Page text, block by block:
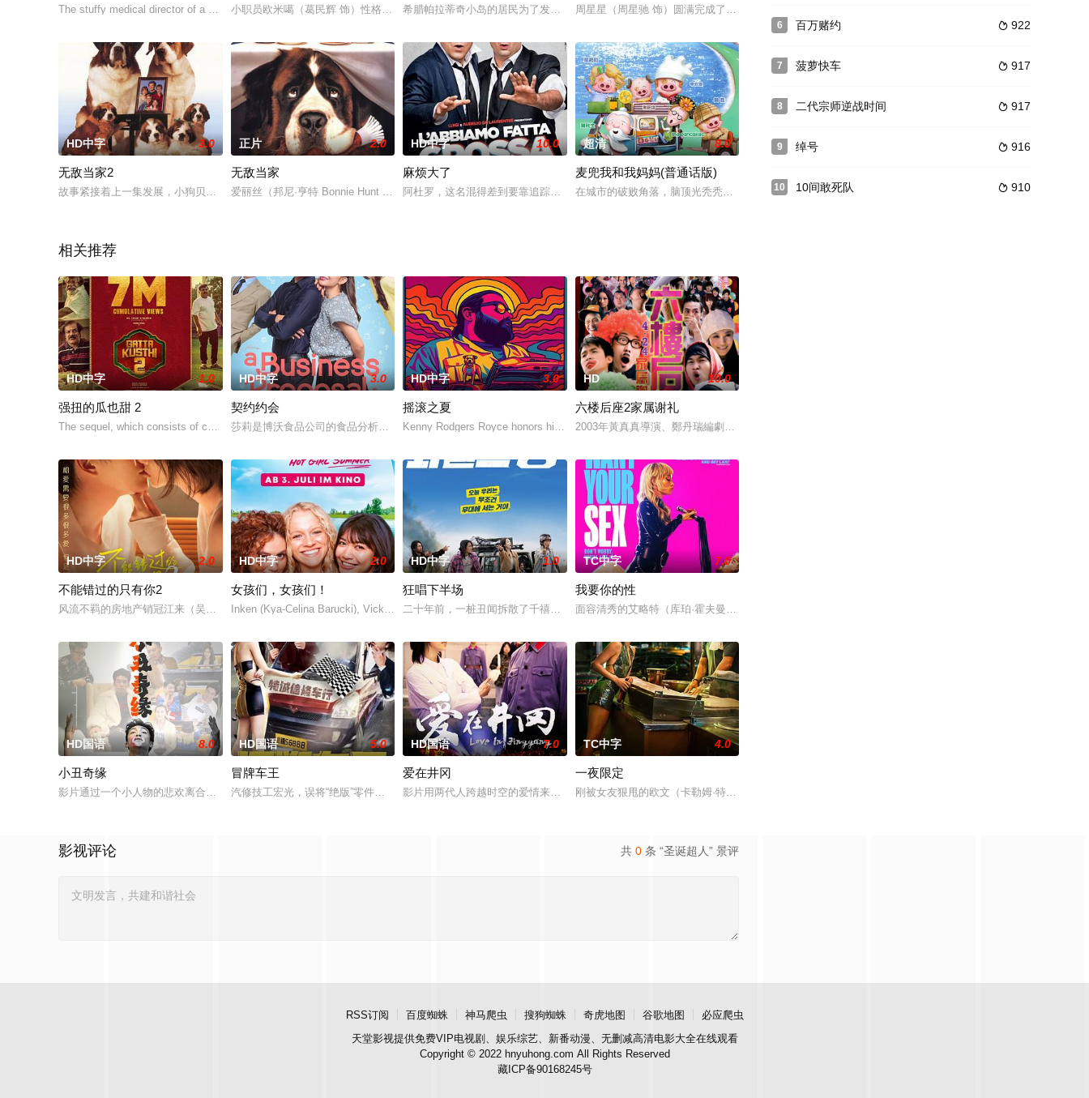
The stuffy medical director of a big-city hospital and his n小职员欧米噶（葛民辉 饰）性格温和，时常被他人整蛊捉弄以致习以为常。欧米噶暗恋女护士Dkny（朱茵 饰），却苦于无法接近
希腊帕拉蒂奇小岛的居民为了发展旅游业，向德国一家银行贷款进行基建，银行调查员前往小岛实地考察，互相看不顺眼的德国人和希腊
周星星（周星驰 饰）圆满完成了校园任务后，以为可以升职，偏偏被调为交通警察。跟他一样立功的曹达华（
HD中字 3.0
无敌当家2
故事紧接着上一集发展，小狗贝多芬和露西终于走到了一起，过上了幸福的生活，露西还为贝多芬生下了四只可爱的小狗，一家人其乐融
正片 2.0
无敌当家
爱丽丝（邦尼·亨特 Bonnie Hunt 饰）和乔治（查尔斯·格罗丁 Charles Grodin 饰）带着三个孩子瑞
HD中字 10.0
麻烦大了
阿杜罗，这名混得差到要靠追踪逃跑的猫来赚钱的私家侦探，现在还住在他老年痴呆的姨妈家。尤里是一名舞台剧演员，自从跟妻子分开
超清 8.0
麦兜我和我妈妈(普通话版)
在城市的破败角落，脑顶光秃秃的重案组老警察入职三十年，虽然破了许多大案要案，满身都是伤痕弹孔，但
相关推荐
HD中字 1.0
强扭的瓜也甜 2
The sequel, which consists of consecutive events following t
HD中字 3.0
契约约会
莎莉是博沃食品公司的食品分析师，如今陷入财务困境，她答应为挚友雅斯敏牵线搭桥，为她安排相亲。原来，雅斯敏的约会对象是乌塔
HD中字 3.0
摇滚之夏
Kenny Rodgers Royce honors his late mother's legacy by f
HD 10.0
六楼后座2家属谢礼
2003年黃真真導演、鄭丹瑞編劇的喜劇《六樓后座》拍出香港新一代的愛情面面觀，其中「Truth orDare」大
HD中字 2.0
不能错过的只有你2
风流不羁的房地产销冠江来（吴翊歌 饰），为利益化身“深情画家”，步步为营接近倔强女医生李梦（李萌萌 饰）。他算计利益得失
HD中字 2.0
女孩们，女孩们！
Inken (Kya-Celina Barucki), Vicky (Julia Novohradsky) und Le
HD中字 1.0
狂唱下半场
二十年前，一桩丑闻拆散了千禧年初期当红的韩国流行三人团体。如今，三人为了一场仅有一次的演出再度合体，前提是他们得克服接踵
TC中字 7.0
我要你的性
面容清秀的艾略特（库珀·霍夫曼 Cooper Hoffman 饰）在著名艺术家艾丽卡·特蕾西（奥利维亚·王尔德 Oliv
HD国语 8.0
小丑奇缘
影片通过一个小人物的悲欢离合，宣扬了树立正确的恋爱观生活观的必要性，鞭挞了追金，虚荣等错误的观念，让人在捧腹之余感受到人
HD国语 5.0
冒牌车王
汽修技工宏光，误将“绝版”零件遗落盲女薛薇薇家中，为了找回丢失的东西，宏光无意中伪装成车王与薇薇进行交往，一场错位的爱情
HD国语 7.0
爱在井冈
影片用两代人跨越时空的爱情来演绎吉安老区人民的创业故事、幸福故事、追梦故事。脱贫不松劲，致富再出发。虽然父亲曾在家乡遭到
TC中字 4.0
一夜限定
刚被女友狠甩的欧文（卡勒姆·特纳 饰）和满怀浪漫情怀和希望的艾莉（莫妮卡·巴巴罗 饰）或许是这座城市里
共 0 条 “圣诞超人” 景评
影视评论
6  922
百万赌约
7  917
菠萝快车
8  917
二代宗师逆战时间
9  916
绰号
10  910
10间敢死队
RSS订阅 百度蜘蛛 神马爬虫 搜狗蜘蛛 奇虎地图 谷歌地图
必应爬虫
天堂影视提供免费VIP电视剧、娱乐综艺、新番动漫、无删减高清电影大全在线观看
Copyright © 2022 hnyuhong.com All Rights Reserved
藏ICP备90168245号